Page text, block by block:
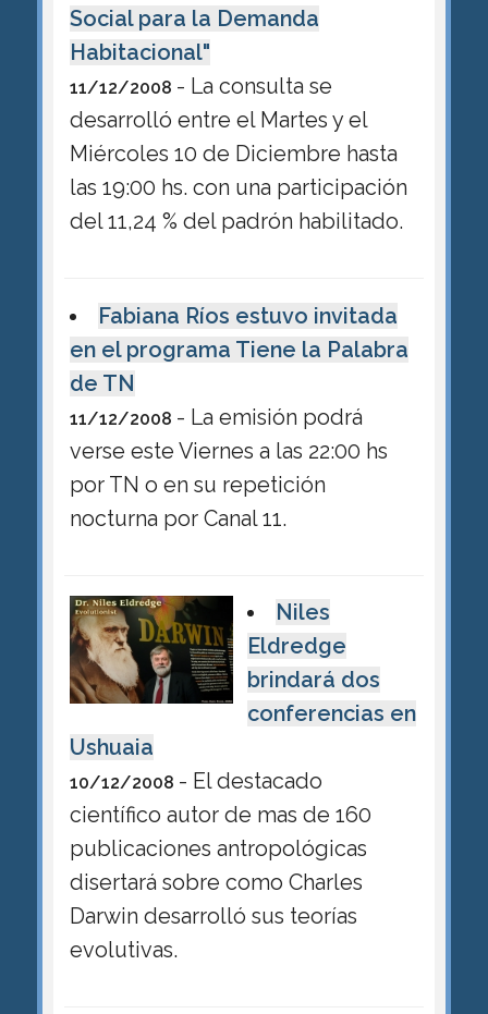
Social para la Demanda
Habitacional"
11/12/2008 - La consulta se
desarrolló entre el Martes y el
Miércoles 10 de Diciembre hasta
las 19:00 hs. con una participación
del 11,24 % del padrón habilitado.
Fabiana Ríos estuvo invitada
en el programa Tiene la Palabra
de TN
11/12/2008 - La emisión podrá
verse este Viernes a las 22:00 hs
por TN o en su repetición
nocturna por Canal 11.
Niles
Eldredge
brindará dos
conferencias en
Ushuaia
10/12/2008 - El destacado
científico autor de mas de 160
publicaciones antropológicas
disertará sobre como Charles
Darwin desarrolló sus teorías
evolutivas.